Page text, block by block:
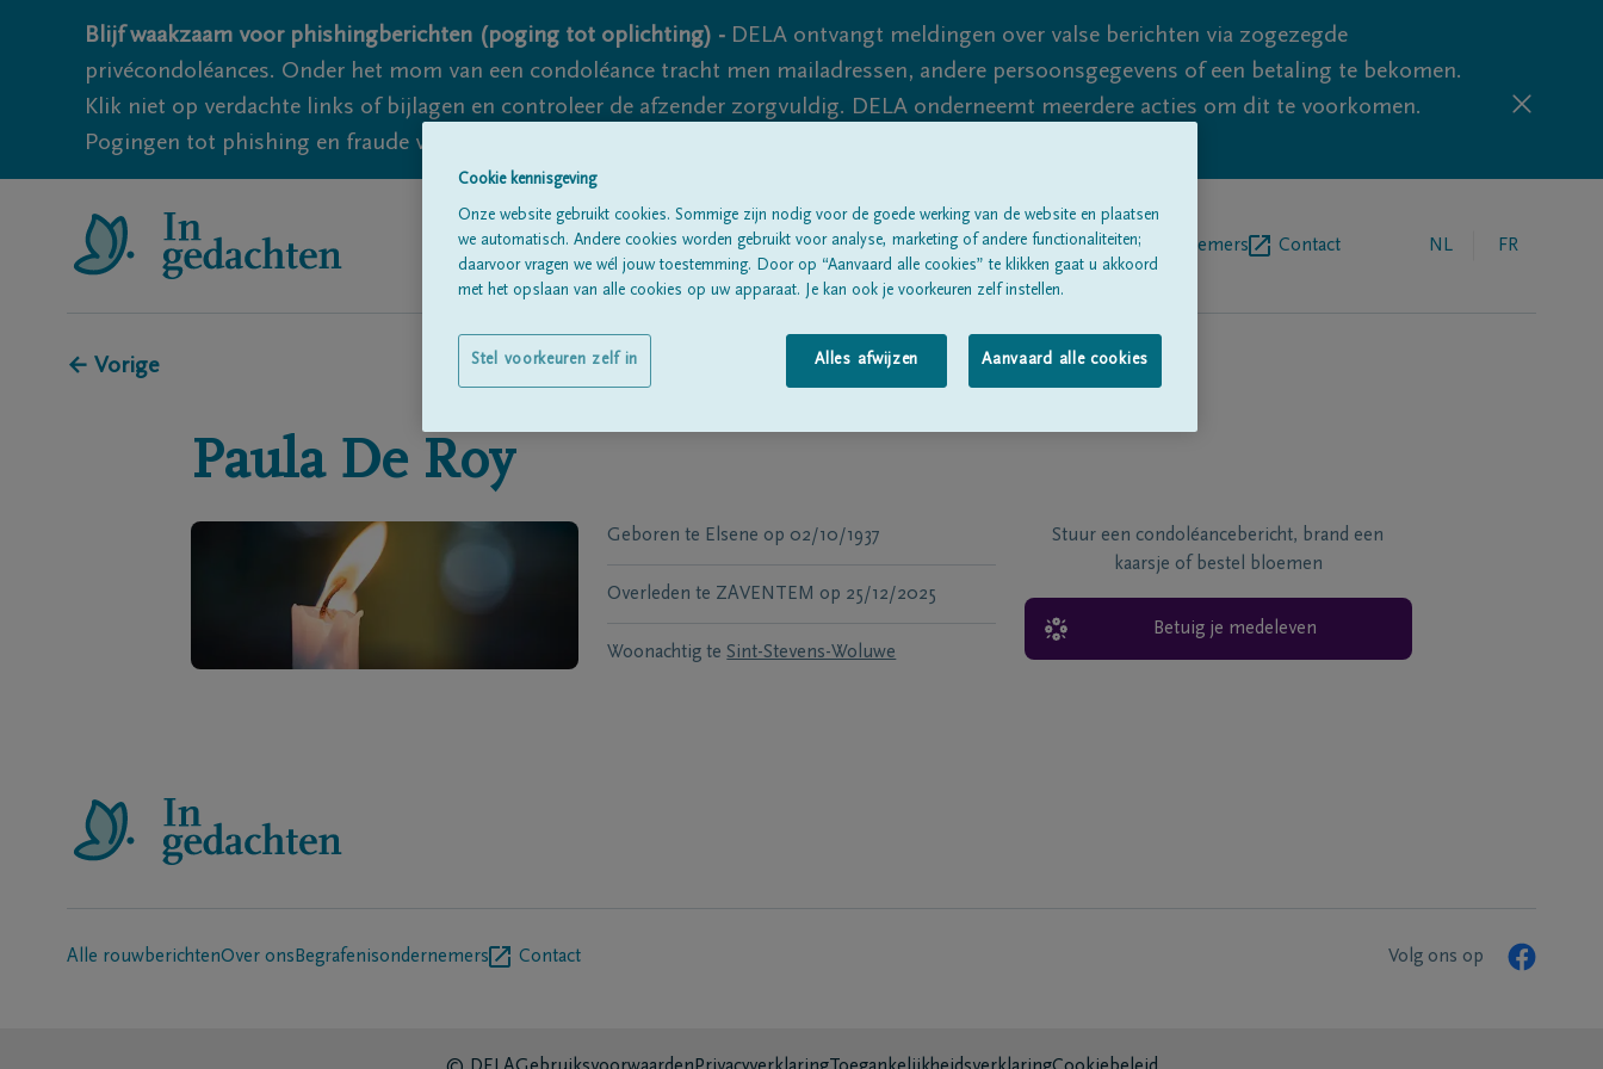
Blijf waakzaam voor phishingberichten (poging tot oplichting) - DELA ontvangt meldingen over valse berichten via zogezegde
privécondoléances. Onder het mom van een condoléance tracht men mailadressen, andere persoonsgegevens of een betaling te bekomen.
Klik niet op verdachte links of bijlagen en controleer de afzender zorgvuldig. DELA onderneemt meerdere acties om dit te voorkomen.
Pogingen tot phishing en fraude vallen echter nooit volledig uit te sluiten, dus blijf waakzaam.
Alle rouwberichten Over onsBegrafenisondernemers Contact NL FR
← Vorige
Paula De Roy
Geboren te Elsene op 02/10/1937
Overleden te ZAVENTEM op 25/12/2025
Woonachtig te Sint-Stevens-Woluwe
Stuur een condoléancebericht, brand een
kaarsje of bestel bloemen
Betuig je medeleven
Alle rouwberichtenOver ons Begrafenisondernemers Contact Volg ons op
Cookie kennisgeving
Onze website gebruikt cookies. Sommige zijn nodig voor de goede werking van de website en plaatsen
we automatisch. Andere cookies worden gebruikt voor analyse, marketing of andere functionaliteiten;
daarvoor vragen we wél jouw toestemming. Door op “Aanvaard alle cookies” te klikken gaat u akkoord
met het opslaan van alle cookies op uw apparaat. Je kan ook je voorkeuren zelf instellen.
Alles afwijzen Aanvaard alle cookies
Stel voorkeuren zelf in